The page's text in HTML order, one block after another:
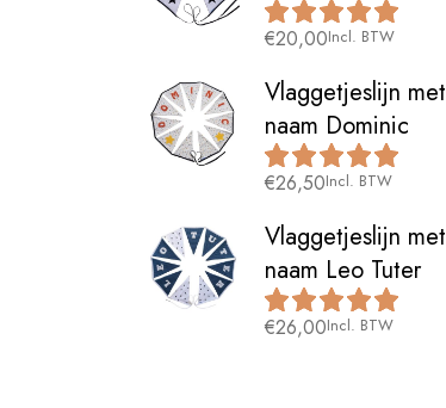
€20,00Incl. BTW
Vlaggetjeslijn met
naam Dominic
€26,50Incl. BTW
Vlaggetjeslijn met
naam Leo Tuter
€26,00Incl. BTW